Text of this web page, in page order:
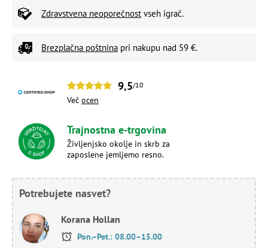
Zdravstvena neoporečnost vseh igrač.
Brezplačna poštnina pri nakupu nad 59 €.
9,5/10
Več ocen
Trajnostna e-trgovina
Življenjsko okolje in skrb za
zaposlene jemljemo resno.
Potrebujete nasvet?
Korana Hollan
Pon.–Pet.: 08.00–15.00